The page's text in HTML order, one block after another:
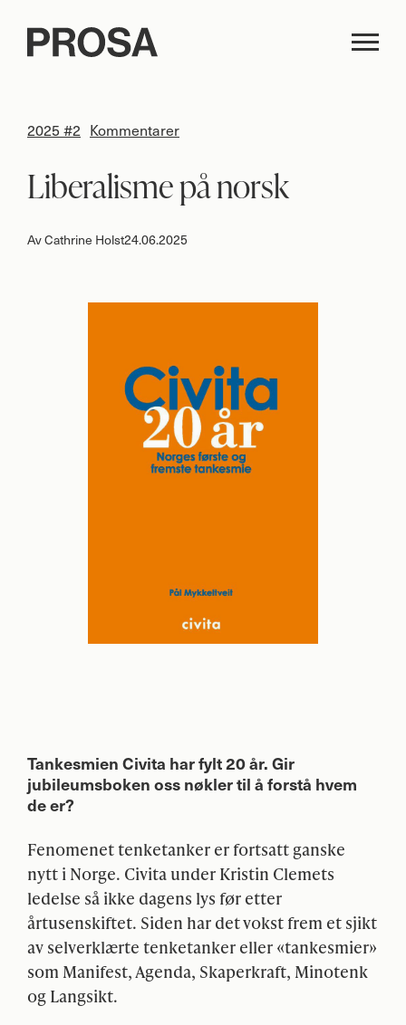
2025 #2 Kommentarer
Liberalisme på norsk
AvCathrine Holst24.06.2025
Tankesmien Civita har fylt 20 år. Gir
jubileumsboken oss nøkler til å forstå hvem
de er?
Fenomenet tenketanker er fortsatt ganske
nytt i Norge. Civita under Kristin Clemets
ledelse så ikke dagens lys før etter
årtusenskiftet. Siden har det vokst frem et sjikt
av selverklærte tenketanker eller «tankesmier»
som Manifest, Agenda, Skaperkraft, Minotenk
og Langsikt.